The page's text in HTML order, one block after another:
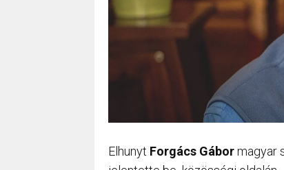
Elhunyt Forgács Gábormagyar